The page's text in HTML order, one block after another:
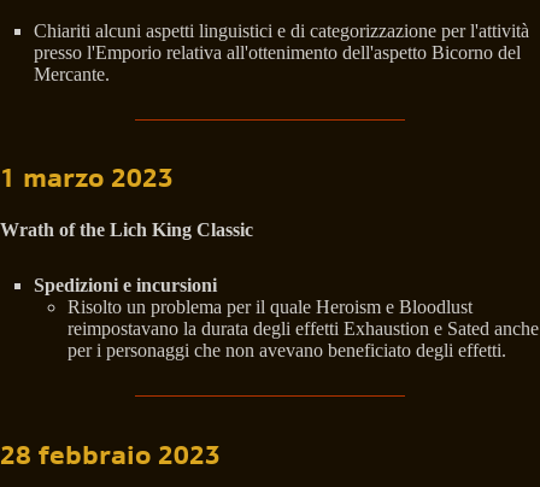
Chiariti alcuni aspetti linguistici e di categorizzazione per l'attività
presso l'Emporio relativa all'ottenimento dell'aspetto Bicorno del
Mercante.
1 marzo 2023
Wrath of the Lich King Classic
Spedizioni e incursioni
Risolto un problema per il quale Heroism e Bloodlust
reimpostavano la durata degli effetti Exhaustion e Sated anche
per i personaggi che non avevano beneficiato degli effetti.
28 febbraio 2023